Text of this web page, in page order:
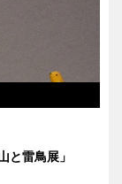
と雷鳥展」